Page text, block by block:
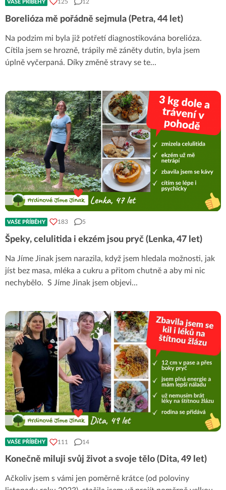
VAŠE PŘÍBĚHY 125 12
Borelióza mě pořádně sejmula (Petra, 44 let)
Na podzim mi byla již potřetí diagnostikována borelióza.
Cítila jsem se hrozně, trápily mě záněty dutin, byla jsem
úplně vyčerpaná. Díky změně stravy se te...
VAŠE PŘÍBĚHY 183 5
Špeky, celulitida i ekzém jsou pryč (Lenka, 47 let)
Na Jíme Jinak jsem narazila, když jsem hledala možnosti, jak
jíst bez masa, mléka a cukru a přitom chutně a aby mi nic
nechybělo. S Jíme Jinak jsem objevi...
VAŠE PŘÍBĚHY 111 14
Konečně miluji svůj život a svoje tělo (Dita, 49 let)
Ačkoliv jsem s vámi jen poměrně krátce (od poloviny